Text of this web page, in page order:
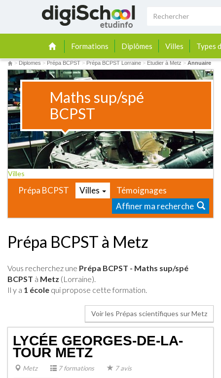
Formations Diplômes Villes Types
> Diplomes > Prépa BCPST > Prépa BCPST Lorraine > Etudier à Metz > Annuaire
Maths sup/spé
BCPST
Villes
Prépa BCPST Villes
Témoignages
Affiner ma recherche
Prépa BCPST à Metz
Vous recherchez une Prépa BCPST - Maths sup/spé
BCPST à Metz (Lorraine).
Il y a 1 école qui propose cette formation.
Voir les Prépas scientifiques sur Metz
LYCÉE GEORGES-DE-LA-
TOUR METZ
Metz 7 formations 7 avis